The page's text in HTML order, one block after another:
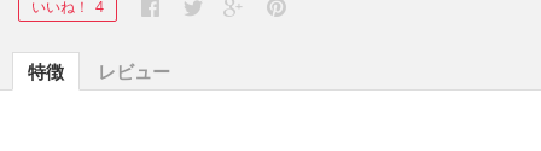
いいね！ 4
特徴 レビュー